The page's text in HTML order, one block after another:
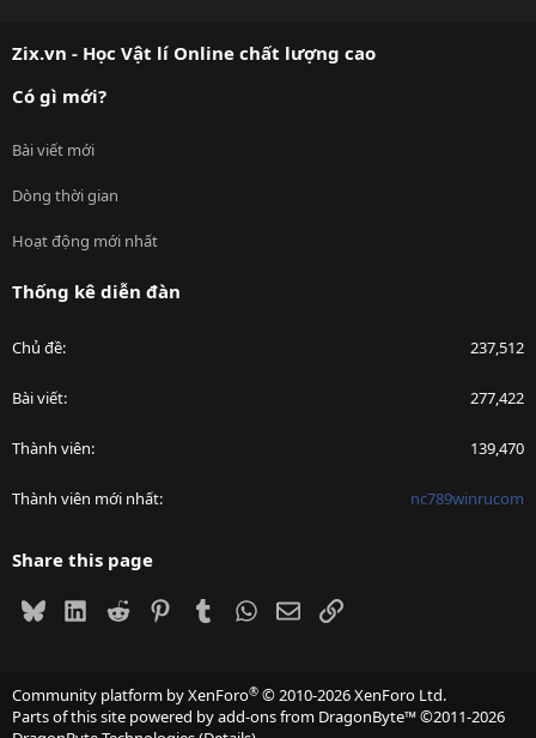
Zix.vn - Học Vật lí Online chất lượng cao
Có gì mới?
Bài viết mới
Dòng thời gian
Hoạt động mới nhất
Thống kê diễn đàn
Chủ đề 237,512
Bài viết 277,422
Thành viên 139,470
Thành viên mới nhất nc789winrucom
Share this page
BlueskyLinkedIn
Reddit PinterestTumblrWhatsApp
EmailLink
Community platform by XenForo® © 2010-2026 XenForo Ltd.
Parts of this site powered byadd-ons from DragonByte™©2011-2026